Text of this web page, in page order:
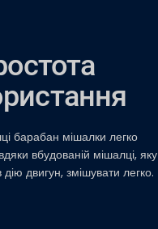
барабан мішалки легко
вбудованій мішалці, яку
двигун, змішувати легко.